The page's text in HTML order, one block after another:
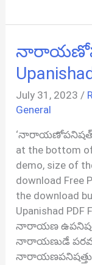
కామేశ్వరి
Ista
Kameswari
Stotram
PDF
In
Telugu
July 31, 2023/
General
‘నారాయణోపనిషత్’
at the bottom
demo, size of
download Free
the download
Upanishad
నారాయణ
నారాయణుడే
నారాయణపనిషత్తు